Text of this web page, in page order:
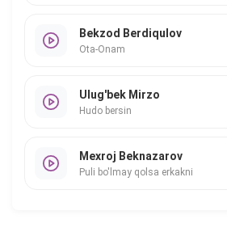
Bekzod Berdiqulov
Ota-Onam
Ulug'bek Mirzo
Hudo bersin
Mexroj Beknazarov
Puli bo'lmay qolsa erkakni